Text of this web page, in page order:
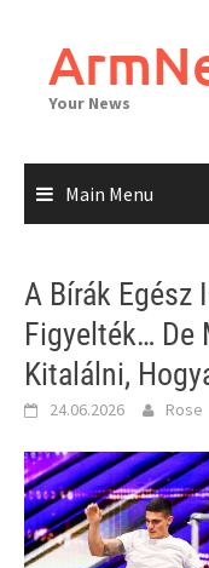
content
Your News
Main Menu
A Bírák Egész
Figyelték… De
Kitalálni,
24.06.2026 Rose